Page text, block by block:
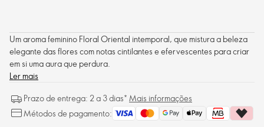
Um aroma feminino Floral Oriental intemporal, que mistura a beleza
elegante das flores com notas cintilantes e efervescentes para criar
em si uma aura que perdura.
Ler mais
Prazo de entrega: 2 a 3 dias* Mais informações
Métodos de pagamento: